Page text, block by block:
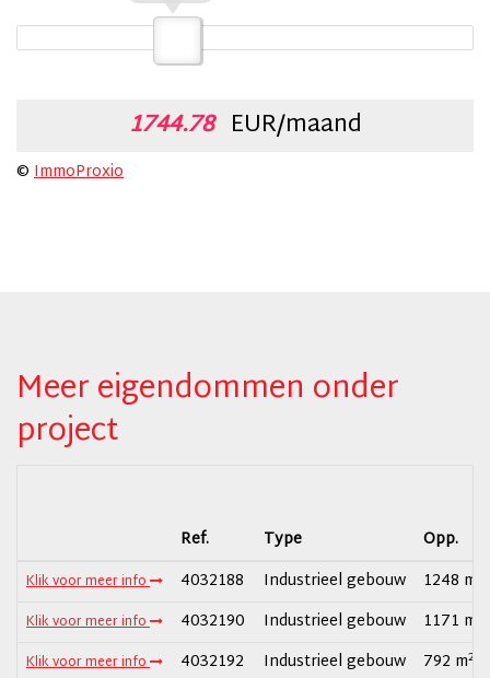
1744.78 EUR/maand
© ImmoProxio
Meer eigendommen onder
project
Ref. Type Opp.
Klik voor meer info 4032188 Industrieel gebouw 1248 m
Klik voor meer info 4032190 Industrieel gebouw 1171 m
Klik voor meer info 4032192 Industrieel gebouw 792 m2